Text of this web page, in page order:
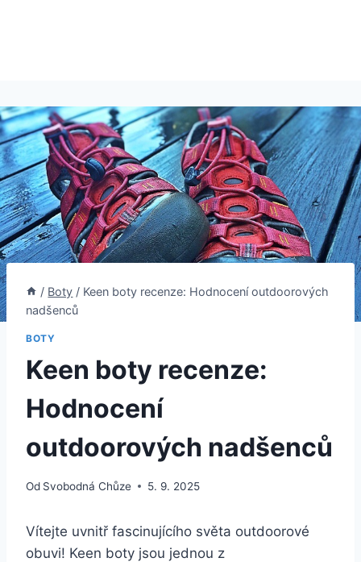
/ Boty / Keen boty recenze: Hodnocení outdoorových
nadšenců
BOTY
Keen boty recenze:
Hodnocení
outdoorových nadšenců
Od Svobodná Chůze 5. 9. 2025
Vítejte uvnitř fascinujícího světa outdoorové
obuvi! Keen​ boty ⁣jsou jednou z